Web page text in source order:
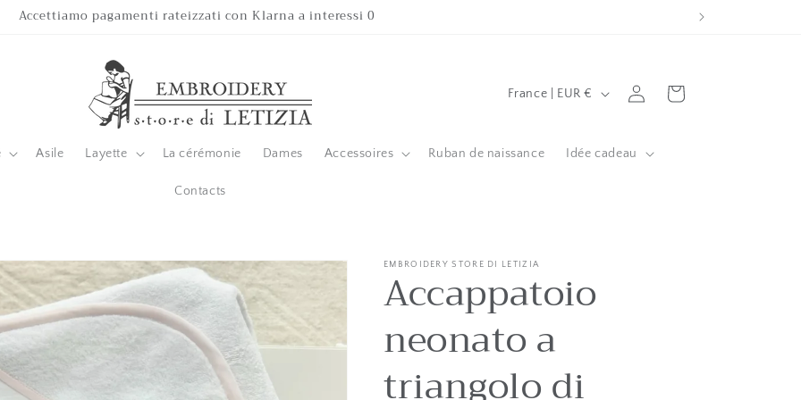
Accettiamo pagamenti rateizzati con Klarna a interessi 0
Asile Layette La cérémonie Dames Accessoires Ruban de naissance Idée cadeau
Contacts
P
y
o
n
e
g
France | EUR € ConnexionChariot
EMBROIDERY STORE DI LETIZIA
Accappatoio
neonato a
triangolo di